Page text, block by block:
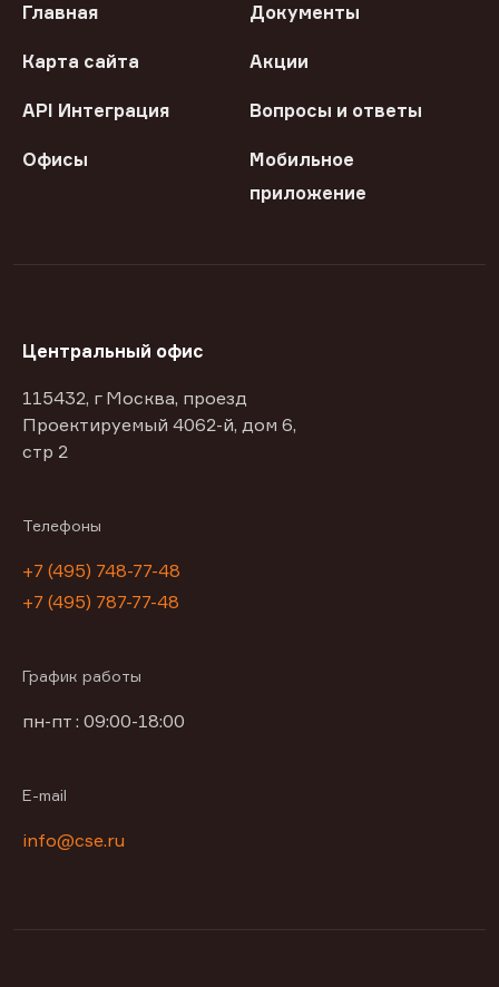
Главная Документы
Карта сайта Акции
API Интеграция Вопросы и ответы
Офисы
Мобильное
приложение
Центральный офис
115432, г Москва, проезд
Проектируемый 4062-й, дом 6,
стр 2
Телефоны
+7 (495) 748-77-48
+7 (495) 787-77-48
График работы
пн-пт : 09:00-18:00
E-mail
info@cse.ru